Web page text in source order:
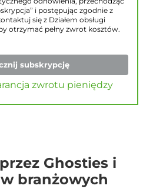
i postępując zgodnie z
się z Działem obsługi
otrzymać pełny zwrot kosztów.
subskrypcję
zwrotu pieniędzy
Ghosties i
branżowych